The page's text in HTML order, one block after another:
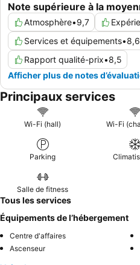
Note supérieure à la
Atmosphère•9,7
Services et équipements•8,6
Rapport qualité-prix•8,5
Afficher plus de notes
Principaux services
Wi-Fi (hall) Wi-Fi
Parking
Salle de fitness
Tous les services
Équipements de l’hébergement
Centre d'affaires
Ascenseur